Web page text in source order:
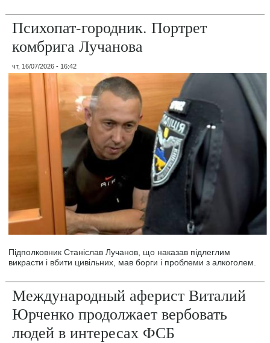
Психопат-городник. Портрет
комбрига Лучанова
чт, 16/07/2026 - 16:42
Підполковник Станіслав Лучанов, що наказав підлеглим
викрасти і вбити цивільних, мав борги і проблеми з алкоголем.
Международный аферист Виталий
Юрченко продолжает вербовать
людей в интересах ФСБ